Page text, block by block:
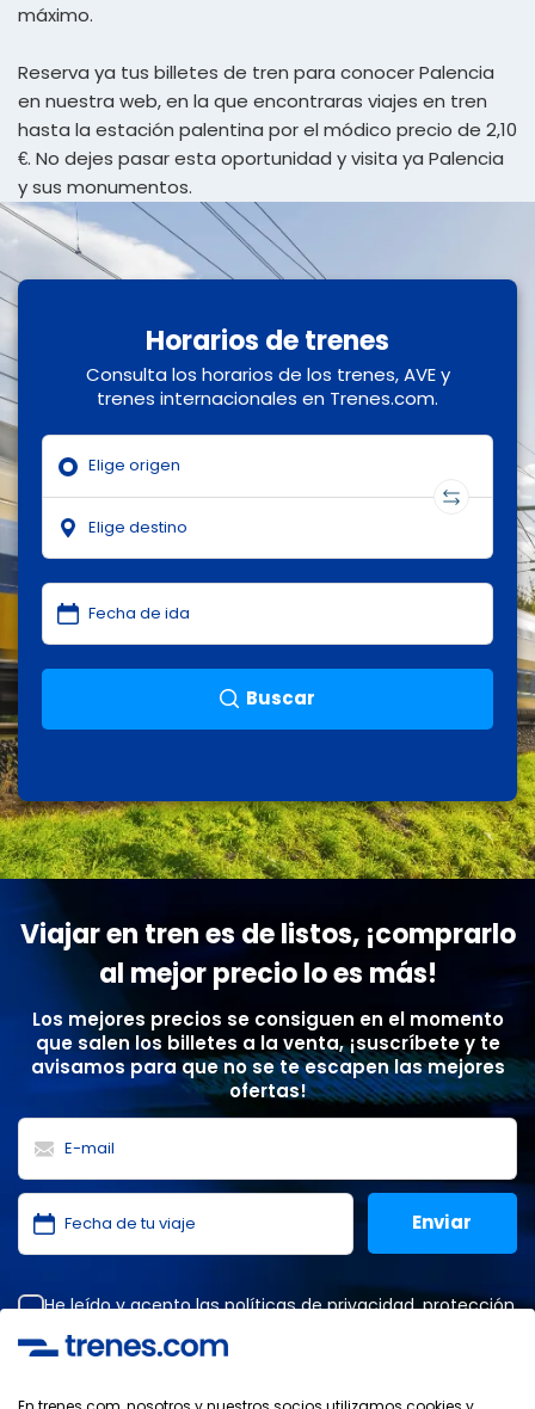
máximo.
Reserva ya tus billetes de tren para conocer Palencia
en nuestra web, en la que encontraras viajes en tren
hasta la estación palentina por el módico precio de 2,10
€. No dejes pasar esta oportunidad y visita ya Palencia
y sus monumentos.
Horarios de trenes
Consulta los horarios de los trenes, AVE y
trenes internacionales en Trenes.com.
Buscar
Viajar en tren es de listos, ¡comprarlo
al mejor precio lo es más!
Los mejores precios se consiguen en el momento
que salen los billetes a la venta, ¡suscríbete y te
avisamos para que no se te escapen las mejores
ofertas!
He leído y acepto laspolíticas de privacidad,protección
SOLUTIONS.